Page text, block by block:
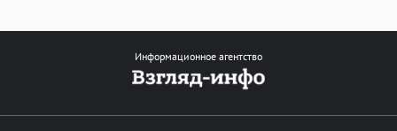
Информационное агентство